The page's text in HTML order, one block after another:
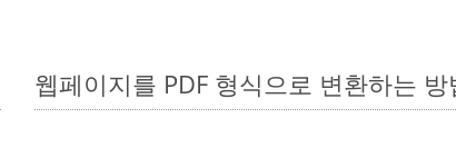
웹페이지를 PDF 형식으로 변환하는 방